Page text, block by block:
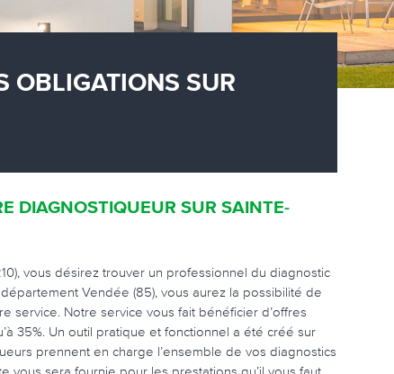
OBLIGATIONS SUR
DIAGNOSTIQUEUR SUR SAINTE-
vous désirez trouver un professionnel du diagnostic
Vendée (85), vous aurez la possibilité de
service. Notre service vous fait bénéficier d’offres
35%. Un outil pratique et fonctionnel a été créé sur
prennent en charge l’ensemble de vos diagnostics
vous sera fournie pour les prestations qu’il vous faut.